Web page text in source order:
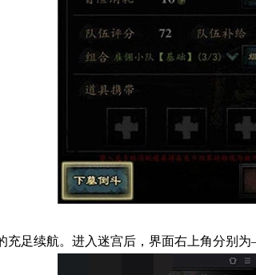
充足续航。进入迷宫后，界面右上角分别